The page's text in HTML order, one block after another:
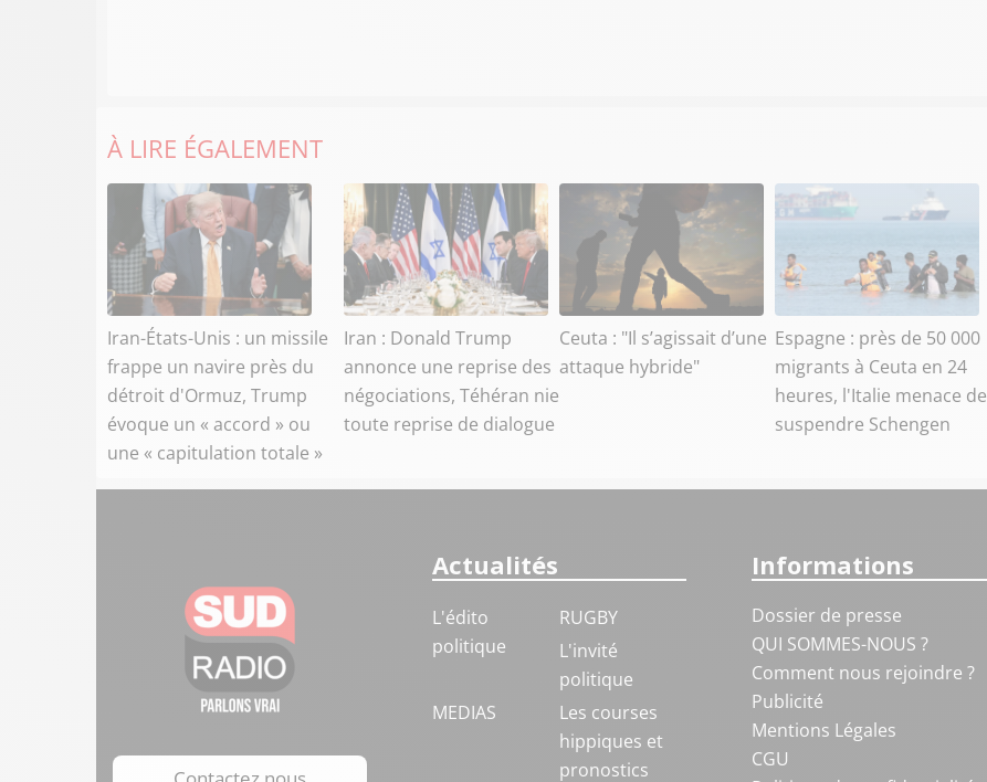
À LIRE ÉGALEMENT
Iran-États-Unis : un missile
frappe un navire près du
détroit d'Ormuz, Trump
évoque un « accord » ou
une « capitulation totale »
Iran : Donald Trump
annonce une reprise des
négociations, Téhéran nie
toute reprise de dialogue
Ceuta : "Il s’agissait d’une
attaque hybride"
Espagne : près de 50 000
migrants à Ceuta en 24
heures, l'Italie menace de
suspendre Schengen
Actualités
L'édito
politique
RUGBY
L'invité
politique
MEDIAS
Les courses
hippiques et
pronostics
Informations
Dossier de presse
QUI SOMMES-NOUS ?
Comment nous rejoindre ?
Publicité
Mentions Légales
CGU